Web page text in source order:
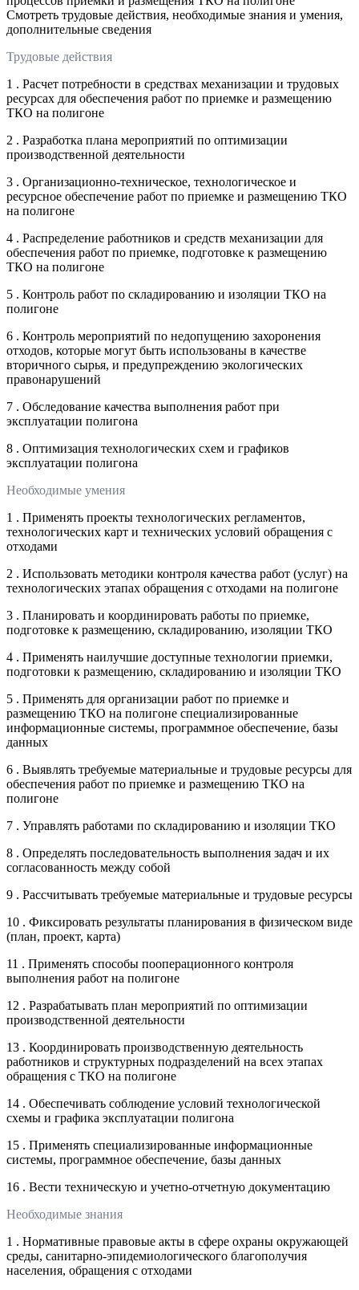
Смотреть трудовые действия, необходимые знания и умения,
дополнительные сведения
Трудовые действия
1 . Расчет потребности в средствах механизации и трудовых
ресурсах для обеспечения работ по приемке и размещению
ТКО на полигоне
2 . Разработка плана мероприятий по оптимизации
производственной деятельности
3 . Организационно-техническое, технологическое и
ресурсное обеспечение работ по приемке и размещению ТКО
на полигоне
4 . Распределение работников и средств механизации для
обеспечения работ по приемке, подготовке к размещению
ТКО на полигоне
5 . Контроль работ по складированию и изоляции ТКО на
полигоне
6 . Контроль мероприятий по недопущению захоронения
отходов, которые могут быть использованы в качестве
вторичного сырья, и предупреждению экологических
правонарушений
7 . Обследование качества выполнения работ при
эксплуатации полигона
8 . Оптимизация технологических схем и графиков
эксплуатации полигона
Необходимые умения
1 . Применять проекты технологических регламентов,
технологических карт и технических условий обращения с
отходами
2 . Использовать методики контроля качества работ (услуг) на
технологических этапах обращения с отходами на полигоне
3 . Планировать и координировать работы по приемке,
подготовке к размещению, складированию, изоляции ТКО
4 . Применять наилучшие доступные технологии приемки,
подготовки к размещению, складированию и изоляции ТКО
5 . Применять для организации работ по приемке и
размещению ТКО на полигоне специализированные
информационные системы, программное обеспечение, базы
данных
6 . Выявлять требуемые материальные и трудовые ресурсы для
обеспечения работ по приемке и размещению ТКО на
полигоне
7 . Управлять работами по складированию и изоляции ТКО
8 . Определять последовательность выполнения задач и их
согласованность между собой
9 . Рассчитывать требуемые материальные и трудовые ресурсы
10 . Фиксировать результаты планирования в физическом виде
(план, проект, карта)
11 . Применять способы пооперационного контроля
выполнения работ на полигоне
12 . Разрабатывать план мероприятий по оптимизации
производственной деятельности
13 . Координировать производственную деятельность
работников и структурных подразделений на всех этапах
обращения с ТКО на полигоне
14 . Обеспечивать соблюдение условий технологической
схемы и графика эксплуатации полигона
15 . Применять специализированные информационные
системы, программное обеспечение, базы данных
16 . Вести техническую и учетно-отчетную документацию
Необходимые знания
1 . Нормативные правовые акты в сфере охраны окружающей
среды, санитарно-эпидемиологического благополучия
населения, обращения с отходами